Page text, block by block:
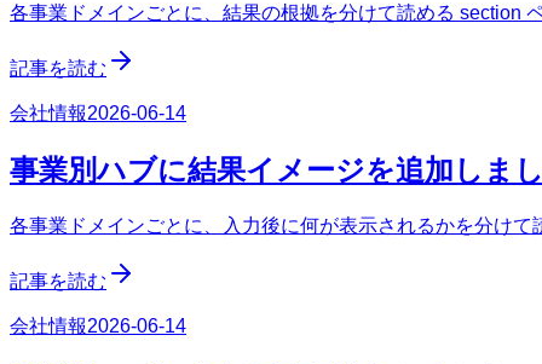
各事業ドメインごとに、結果の根拠を分けて読める section
記事を読む
会社情報2026-06-14
事業別ハブに結果イメージを追加しま
各事業ドメインごとに、入力後に何が表示されるかを分け
記事を読む
会社情報2026-06-14